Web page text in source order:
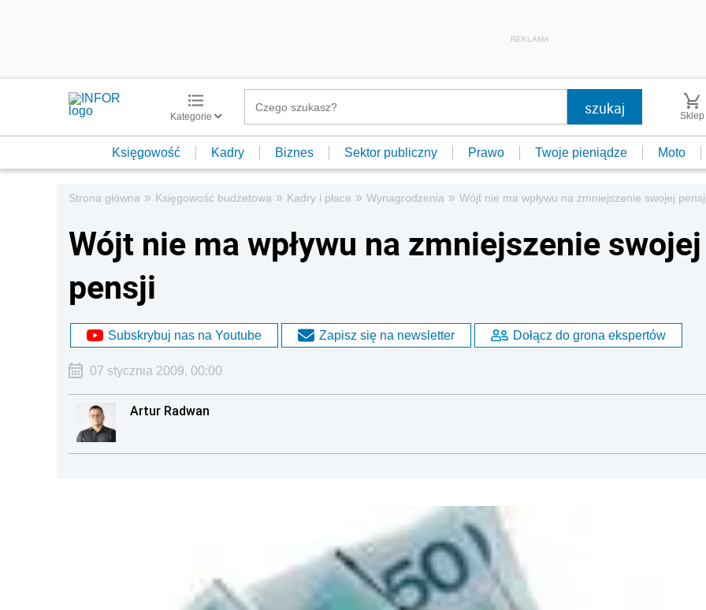
REKLAMA
Kategorie Sklep
Księgowość Kadry Biznes Sektor publiczny Prawo Twoje pieniądze Moto
Strona główna » Księgowość budżetowa » Kadry i płace » Wynagrodzenia » Wójt nie ma wpływu na zmniejszenie swojej pensji
Wójt nie ma wpływu na zmniejszenie swojej
pensji
Subskrybuj nas na Youtube Zapisz się na newsletter Dołącz do grona ekspertów
07 stycznia 2009, 00:00
Artur Radwan